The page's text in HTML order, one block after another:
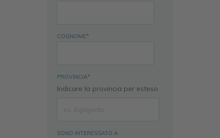
COGNOME*
PROVINCIA*
Indicare la provincia per esteso
SONO INTERESSATO A